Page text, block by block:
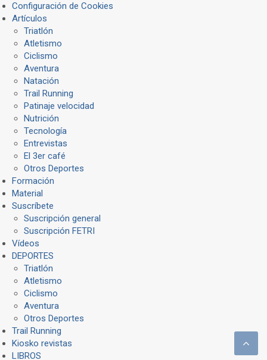
Configuración de Cookies
Artículos
Triatlón
Atletismo
Ciclismo
Aventura
Natación
Trail Running
Patinaje velocidad
Nutrición
Tecnología
Entrevistas
El 3er café
Otros Deportes
Formación
Material
Suscríbete
Suscripción general
Suscripción FETRI
Vídeos
DEPORTES
Triatlón
Atletismo
Ciclismo
Aventura
Otros Deportes
Trail Running
Kiosko revistas
LIBROS